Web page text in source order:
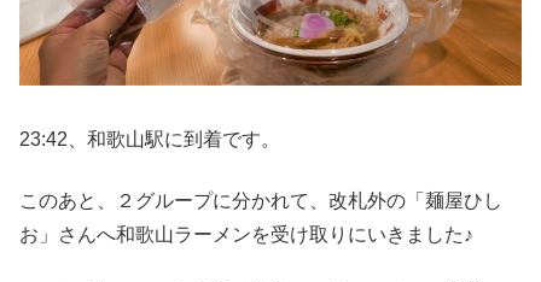
23:42、和歌山駅に到着です。
このあと、２グループに分かれて、改札外の「麺屋ひし
お」さんへ和歌山ラーメンを受け取りにいきました♪